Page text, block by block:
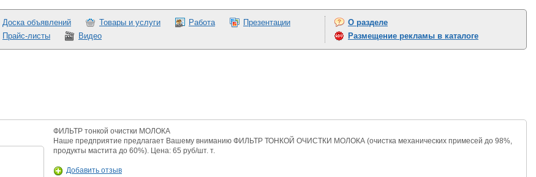
Доска объявлений Товары и услуги Работа
Презентации
Прайс-листы
Видео
О разделе
Размещение рекламы в каталоге
ФИЛЬТР тонкой очистки МОЛОКА
Наше предприятие предлагает Вашему вниманию ФИЛЬТР ТОНКОЙ ОЧИСТКИ МОЛОКА (очистка механических примесей до 98%,
продукты мастита до 60%). Цена: 65 руб/шт. т.
Добавить отзыв